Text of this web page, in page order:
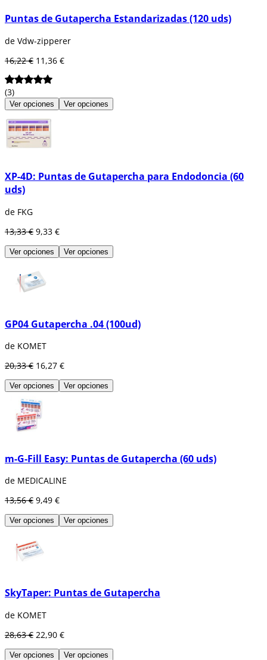
Puntas de Gutapercha Estandarizadas (120 uds)
de Vdw-zipperer
16,22 € 11,36 €
(3)
Ver opciones Ver opciones
XP-4D: Puntas de Gutapercha para Endodoncia (60
uds)
de FKG
13,33 € 9,33 €
Ver opciones Ver opciones
GP04 Gutapercha .04 (100ud)
de KOMET
20,33 € 16,27 €
Ver opciones Ver opciones
m-G-Fill Easy: Puntas de Gutapercha (60 uds)
de MEDICALINE
13,56 € 9,49 €
Ver opciones Ver opciones
SkyTaper: Puntas de Gutapercha
de KOMET
28,63 € 22,90 €
Ver opciones Ver opciones